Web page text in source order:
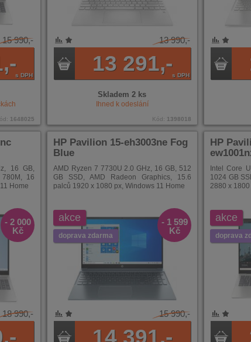
15 990,-
s DPH
1648025
13 990,-
13 291,-s DPH
Skladem 2 ks
Ihned k odeslání
Kód: 1398018
16 GB,
16
Home
- 2 000
Kč
18 990,-
HP Pavilion 15-eh3003ne Fog
Blue
AMD Ryzen 7 7730U 2.0 GHz, 16 GB, 512
GB SSD, AMD Radeon Graphics, 15.6
palců 1920 x 1080 px, Windows 11 Home
akce
doprava zdarma
- 1 599
Kč
15 990,-
14 391,-
HP
Intel Core
1024 GB
2880 x
akce
doprava